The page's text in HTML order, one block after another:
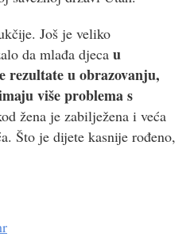
Još je veliko
da mlađa djeca u
rezultate u obrazovanju,
više problema s
žena je zabilježena i veća
Što je dijete kasnije rođeno,